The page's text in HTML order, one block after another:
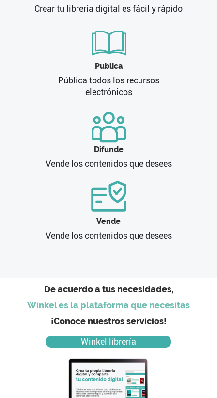
Crear tu librería digital es fácil y rápido
Publica
Pública todos los recursos
electrónicos
Difunde
Vende los contenidos que desees
Vende
Vende los contenidos que desees
De acuerdo a tus necesidades,
Winkel es la plataforma que necesitas
¡Conoce nuestros servicios!
Winkel librería